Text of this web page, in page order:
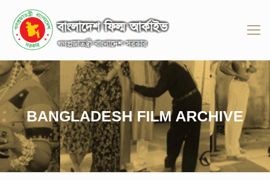
BANGLADESH FILM ARCHIVE